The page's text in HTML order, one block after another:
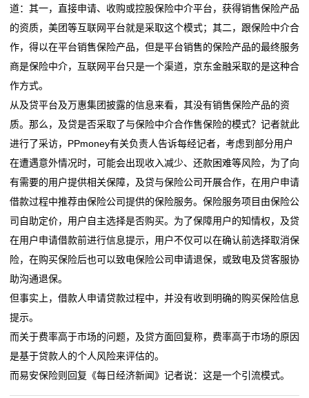
道：其一，直接申请、收购或控股保险中介平台，获得销售保险产品
的资质，美团等互联网平台就是采取这个模式；其二，跟保险中介合
作，得以在平台销售保险产品，但是平台销售的保险产品的最终服务
商是保险中介，互联网平台只是一个渠道，京东金融采取的是这种合
作方式。
从及贷平台及万惠集团披露的信息来看，其没有销售保险产品的资
质。那么，及贷是否采取了与保险中介合作售保险的模式？记者就此
进行了采访，PPmoney有关负责人告诉每经记者，考虑到部分用户
在遭遇意外情况时，可能会出现收入减少、还款困难等风险，为了向
有需要的用户提供相关保障，及贷与保险公司开展合作，在用户申请
借款过程中推荐由保险公司提供的保险服务。保险服务项目由保险公
司自助定价，用户自主选择是否购买。为了保障用户的知情权，及贷
在用户申请借款前进行信息提示，用户不仅可以在确认前选择取消保
险，在购买保险后也可以致电保险公司申请退保，或致电及贷客服协
助沟通退保。
但事实上，借款人申请贷款过程中，并没有收到明确的购买保险信息
提示。
而关于费率高于市场的问题，及贷方面回复称，费率高于市场的原因
是基于贷款人的个人风险来评估的。
而易安保险则回复《每日经济新闻》记者说：这是一个引流模式。